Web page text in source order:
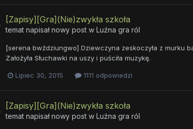
[Zapisy][Gra](Nie)zwykła szkoła
temat napisał nowy post w Luźna gra ról
[serena bwździungwo] Dziewczyna zeskoczyła z murku
Założyła Słuchawki na uszy i puściła muzykę.
Lipiec 30, 2015 1111 odpowiedzi
[Zapisy][Gra](Nie)zwykła szkoła
temat napisał nowy post w Luźna gra ról